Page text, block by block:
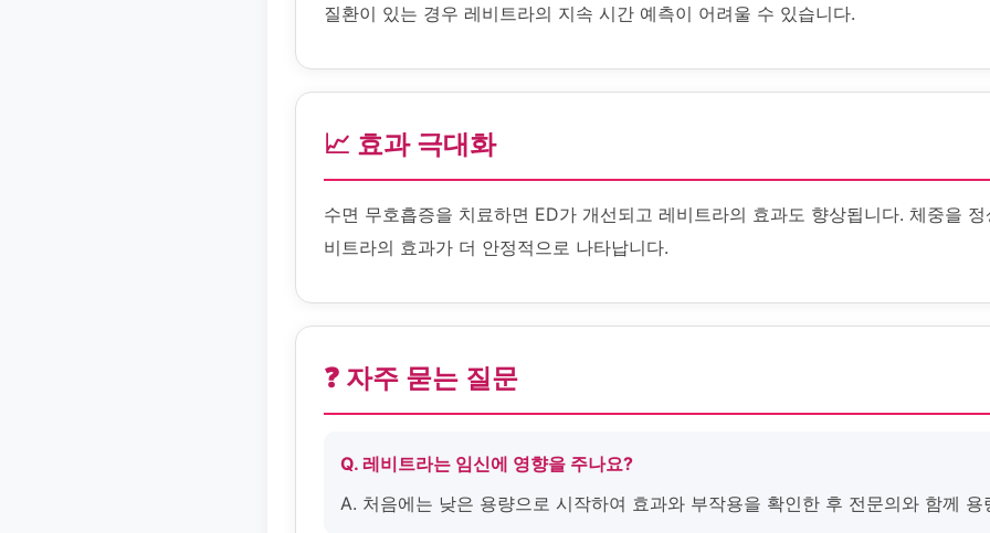
질환이 있는 경우 레비트라의 지속 시간 예측이 어려울 수 있습니다.
📈 효과 극대화
수면 무호흡증을 치료하면 ED가 개선되고 레비트라의 효과도 향상됩니다. 체중을
비트라의 효과가 더 안정적으로 나타납니다.
❓ 자주 묻는 질문
Q. 레비트라는 임신에 영향을 주나요?
A. 처음에는 낮은 용량으로 시작하여 효과와 부작용을 확인한 후 전문의와 함께 용